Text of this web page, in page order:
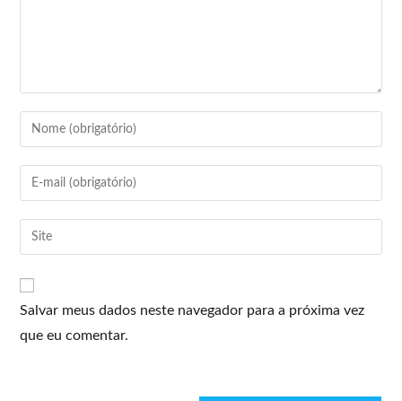
Salvar meus dados neste navegador para a próxima vez
que eu comentar.